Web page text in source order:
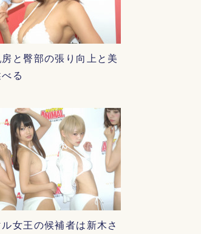
と臀部の張り向上と美
る
女王の候補者は新木さ